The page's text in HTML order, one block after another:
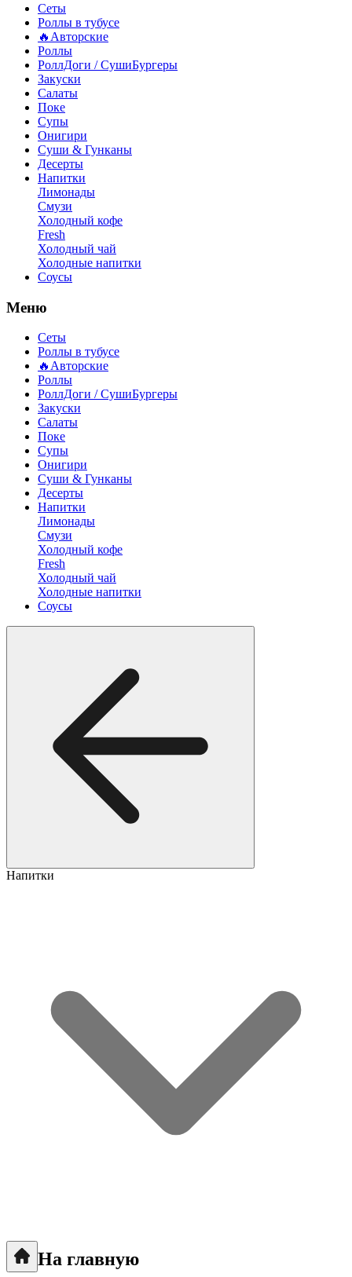
Сеты
Роллы в тубусе
🔥Авторские
Роллы
РоллДоги / СушиБургеры
Закуски
Салаты
Поке
Супы
Онигири
Суши & Гунканы
Десерты
Напитки
Лимонады
Смузи
Холодный кофе
Fresh
Холодный чай
Холодные напитки
Соусы
Меню
Сеты
Роллы в тубусе
🔥Авторские
Роллы
РоллДоги / СушиБургеры
Закуски
Салаты
Поке
Супы
Онигири
Суши & Гунканы
Десерты
Напитки
Лимонады
Смузи
Холодный кофе
Fresh
Холодный чай
Холодные напитки
Соусы
Напитки
На главную